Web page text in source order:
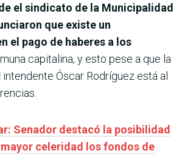
el sindicato de la Municipalidad
que existe un
el pago de haberes a los
capitalina, y esto pese a que la
Óscar Rodríguez está al
Senador destacó la posibilidad
celeridad los fondos de